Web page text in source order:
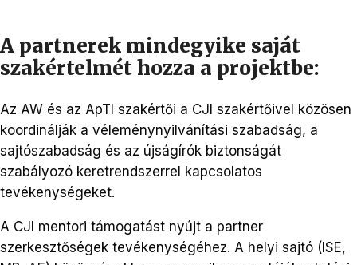
A partnerek mindegyike saját
szakértelmét hozza a projektbe:
Az AW és az ApTI szakértői a CJI szakértőivel közösen
koordinálják a véleménynyilvánítási szabadság, a
sajtószabadság és az újságírók biztonságát
szabályozó keretrendszerrel kapcsolatos
tevékenységeket.
A CJI mentori támogatást nyújt a partner
szerkesztőségek tevékenységéhez. A helyi sajtó (ISE,